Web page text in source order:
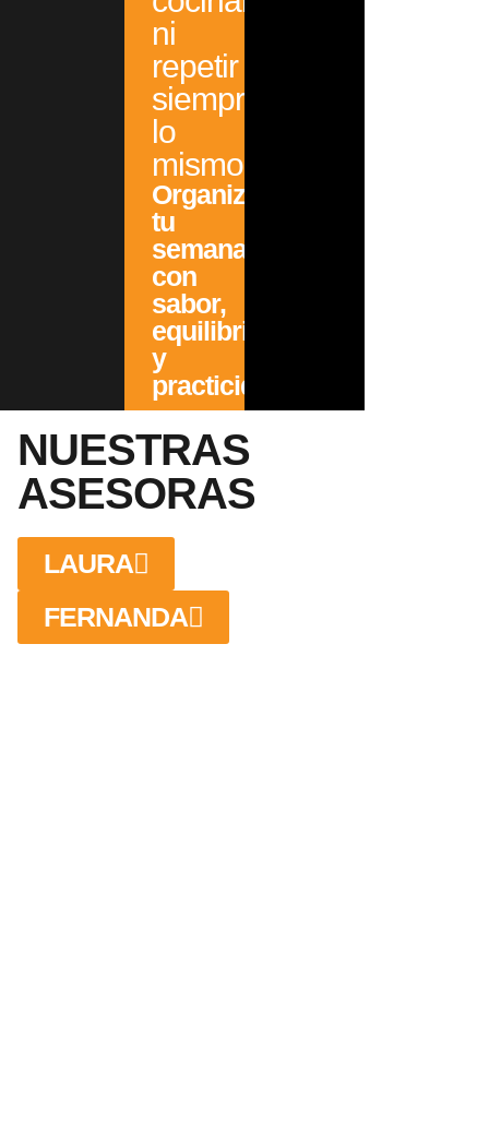
ni
repetir
siempre
lo
mismo.
Organizá
tu
semana
con
sabor,
equilibrio
y
practicidad.
NUESTRAS
ASESORAS
LAURA
FERNANDA